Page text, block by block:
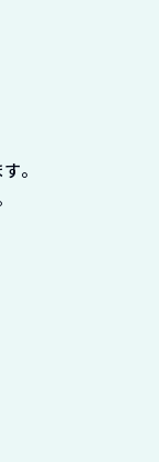
。